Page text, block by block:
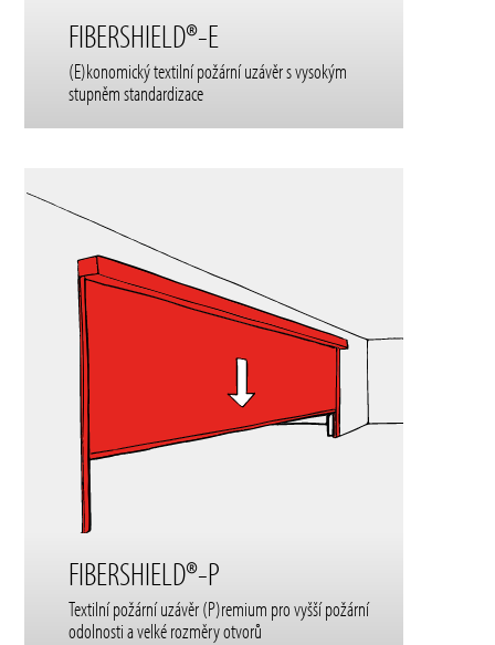
FIBERSHIELD®-E
(E)konomický textilní požární uzávěr s vysokým
stupněm standardizace
FIBERSHIELD®-P
Textilní požární uzávěr (P)remium pro vyšší požární
odolnosti a velké rozměry otvorů